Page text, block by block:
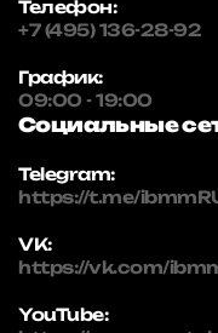
Телефон:
+7 (495) 136-28-92
График:
09:00 - 19:00
Социальные
Telegram:
https://t.me/
VK:
https://vk.com/
YouTube: